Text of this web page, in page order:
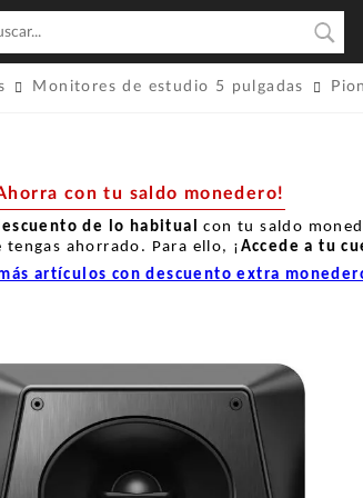
Monitores de estudio 5 pulgadas
con tu saldo monedero!
de lo habitual con tu saldo
tengas ahorrado. Para ello, ¡ Accede a tu
artículos con descuento extra